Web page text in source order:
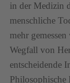
in der Medizin
menschliche
mehr
Wegfall von
entscheidende
Philosophische